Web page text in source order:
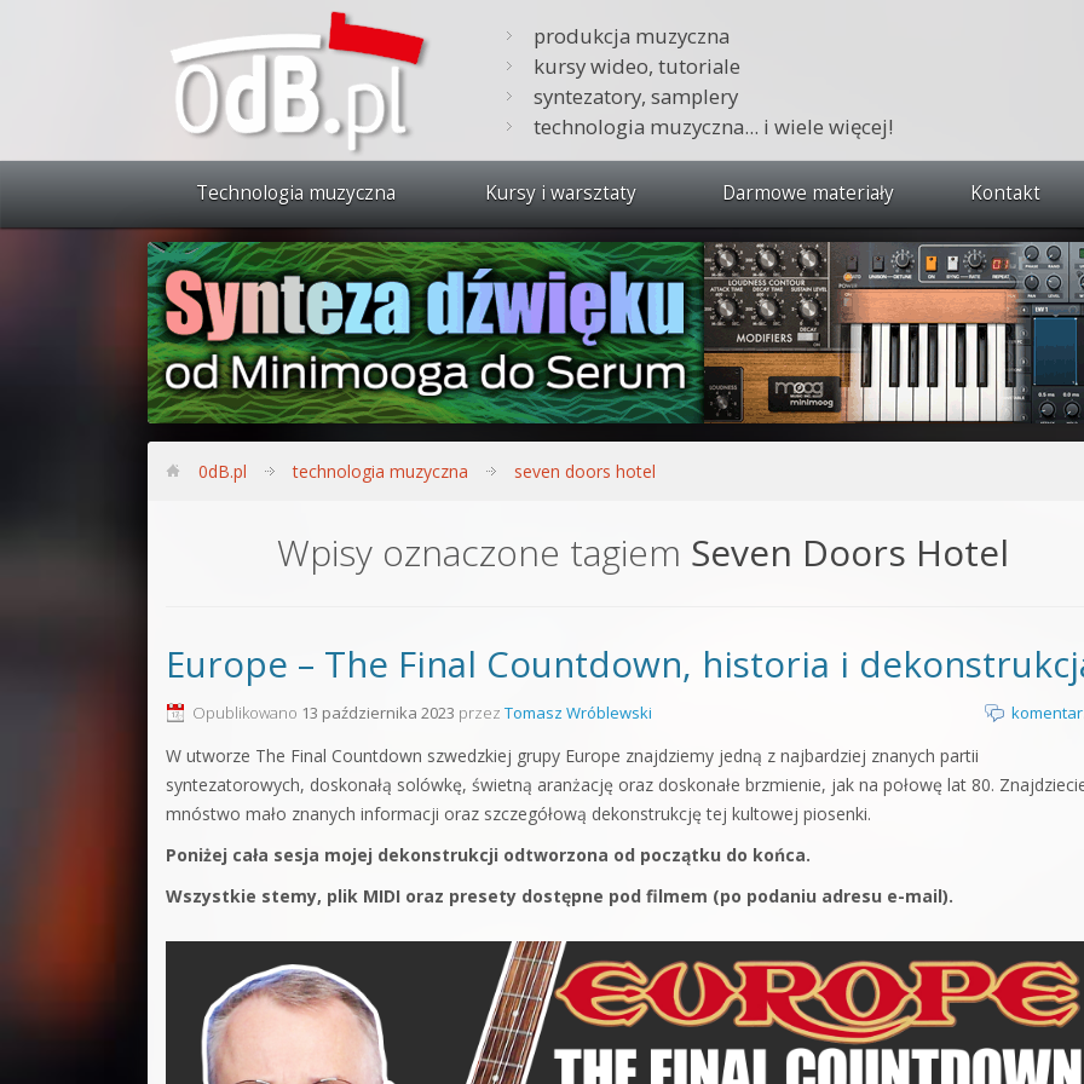
produkcja muzyczna
kursy wideo, tutoriale
syntezatory, samplery
technologia muzyczna... i wiele więcej!
Technologia muzyczna Kursy i warsztaty
Zobacz wszystkie kursy i warsztaty
Synteza dźwięku 🔥
Produkcja muzyczna w praktyce
Bitwig Studio od podstaw
Sound Forge od podstaw
Kontakt 5 Kompendium
Pakiety
Darmowe materiały Kontakt
0dB.pl technologia muzyczna seven doors hotel
Wpisy oznaczone tagiem Seven Doors Hotel
Europe – The Final Countdown, historia i
Opublikowano 13 października 2023 przez Tomasz Wróblewski
W utworze The Final Countdown szwedzkiej grupy Europe znajdziemy jedną z najbardziej znanych partii
syntezatorowych, doskonałą solówkę, świetną aranżację oraz doskonałe brzmienie, jak na połowę lat 80.
mnóstwo mało znanych informacji oraz szczegółową dekonstrukcję tej kultowej piosenki.
Poniżej cała sesja mojej dekonstrukcji odtworzona od początku do końca.
Wszystkie stemy, plik MIDI oraz presety dostępne pod filmem (po podaniu adresu e-mail).